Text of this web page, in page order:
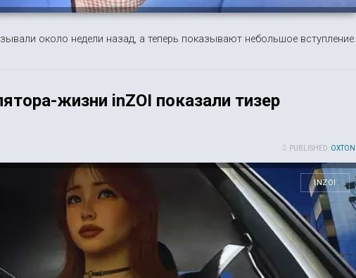
около недели назад, а теперь показывают небольшое вступление.
жизни inZOI показали тизер
PUBLISHED: OXTON
INZOI